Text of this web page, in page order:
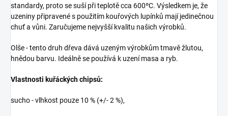
standardy, proto se suší při teplotě cca 600ºC. Výsledkem je, že
uzeniny připravené s použitím kouřových lupínků mají jedinečnou
chuť a vůni. Zaručujeme nejvyšší kvalitu našich výrobků.
Olše - tento druh dřeva dává uzeným výrobkům tmavě žlutou,
hnědou barvu. Ideálně se používá k uzení masa a ryb.
Vlastnosti kuřáckých chipsů:
sucho - vlhkost pouze 10 % (+/- 2 %),